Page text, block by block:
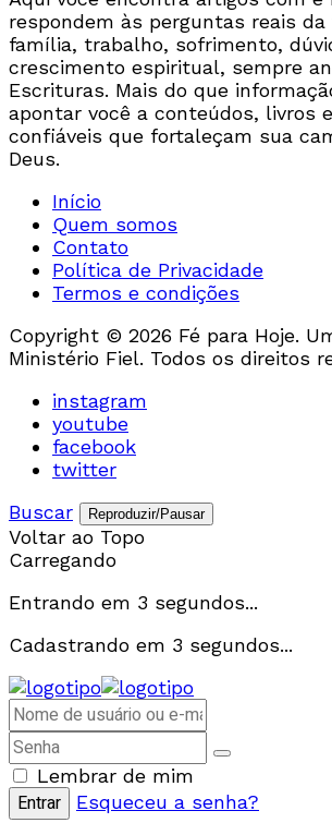
respondem às perguntas reais da
família, trabalho, sofrimento,
crescimento espiritual, sempre
Escrituras. Mais do que
apontar você a conteúdos, livros
confiáveis que fortaleçam sua
Deus.
Início
Quem somos
Contato
Política de Privacidade
Termos e condições
Copyright © 2026 Fé para Hoje.
Ministério Fiel. Todos os direitos
instagram
youtube
facebook
twitter
Buscar
Reproduzir/Pausar
Voltar ao Topo
Carregando
Entrando em 3 segundos...
Cadastrando em 3 segundos...
Lembrar de mim
Esqueceu a senha?